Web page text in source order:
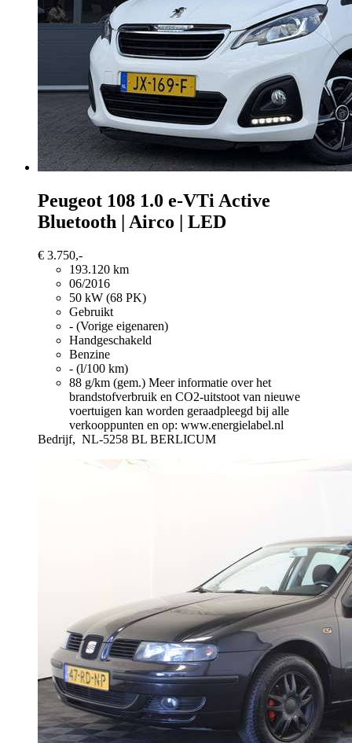
Peugeot 108 1.0 e-VTi Active
Bluetooth | Airco | LED
€ 3.750,-
193.120 km
06/2016
50 kW (68 PK)
Gebruikt
- (Vorige eigenaren)
Handgeschakeld
Benzine
- (l/100 km)
88 g/km (gem.) Meer informatie over het
brandstofverbruik en CO2-uitstoot van nieuwe
voertuigen kan worden geraadpleegd bij alle
verkooppunten en op: www.energielabel.nl
Bedrijf, NL-5258 BL BERLICUM